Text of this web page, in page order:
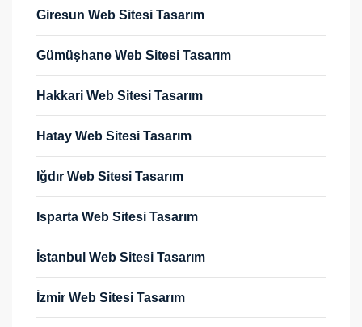
Giresun Web Sitesi Tasarım
Gümüşhane Web Sitesi Tasarım
Hakkari Web Sitesi Tasarım
Hatay Web Sitesi Tasarım
Iğdır Web Sitesi Tasarım
Isparta Web Sitesi Tasarım
İstanbul Web Sitesi Tasarım
İzmir Web Sitesi Tasarım